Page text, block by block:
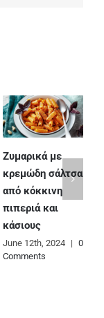
Ζυμαρικά με
κρεμώδη σάλτσα
από κόκκινη
πιπεριά και
κάσιους
June 12th, 2024 | 0
Comments